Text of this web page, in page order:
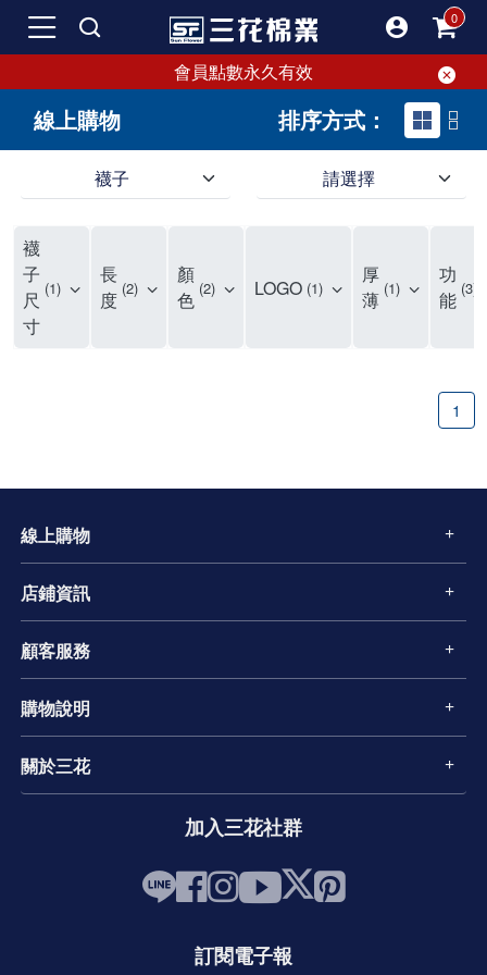
會員點數永久有效
線上購物 排序方式：
襪子 請選擇
現在就來三花購買深受許多潮流女孩喜愛的襪子吧！好穿舒適、不咬腳、不滑脫，短襪不用再拉。各種鞋款都有適合搭配的襪子，不怕穿搭有問題。運動、休閒用短襪全都有！
如何挑選高品質的短襪？注重品質的三花短襪，特選高級優質棉料，保持雙腳透氣不悶熱。襪子具有良好的透氣性，自然讓腳不悶臭，讓您每天穿得健康、舒適。好襪子陪你走更遠！
品質優零負擔，全家人都適合的好襪子在三花!長輩、久坐辦公室最適合無鬆緊帶襪子、運動跑步打球雙層毛巾底短襪保護最有力，日常休閒短襪穿搭簡易最省時。耐洗耐穿超省錢!
三花襪子嚴選優質棉料，吸汗透氣、乾爽舒適，不易滑動。作為日常必備的襪子，其符合人體工學與時尚設計，令人穿上即感舒適。三花50年來專注改良，以精湛工藝打造超乎想像的舒適體驗。追求美感與實用兼備的您，絕對不能錯過三花襪子，即刻入手，體驗潮流與舒適的完美結合。
"最近一批襪子都相繼損壞，所以又到了採購新襪子的時間了！剛好又是換季，可以買適合當季的襪子，增添一些生活的小確幸。我通常一次會買6-8雙襪子，然後整批襪子幾乎會在差不多的時間陣亡，再換下一批。這種一年大概買兩次的習慣，讓6-8雙短襪輪流穿半年，不會太浪費，也避免穿著鬆垮的襪子很糗。 每次換襪子時，我都會嘗試一個新品牌來試試看。這次我選了已有50多年歷史的老牌子——三花。可能有人會問，三花襪子這麼有名，為何現在才選？其實我一直知道這品牌，但過去對他們家的產品印象是主要賣給男生的中筒襪，因此未曾購買。最近在捷運和網站上頻繁看到三花的廣告，便上網探究了一下。驚喜發現，他們家竟然也推出了很多適合女生穿的短襪，而且款式很漂亮，不再僅僅針對中年男性。 這次我訂了8雙襪子，總共500元，一雙平均只要62元（短襪價格依官網為主），真的很划算。而且，他們的物流速度超快，官網下單後隔天襪子就到貨了，這點我特別喜歡。收到襪子後，我還特地將它們一字排開，場面也蠻壯觀的。我訂了素色短襪、條紋短襪和撞色運動短襪，還為我老公買了一雙紳士襪。為了迎接夏天的到來，也幫他準備些薄襪子，畢竟穿皮鞋搭配厚重的運動襪真的不太合適。 這次的嘗試中，最讓我驚艷的是運動短襪。雙層毛巾底的設計，一開始以為會太厚，但實際穿上後發現這款襪子的吸震效果不輸其他運動品牌，吸濕性也非常強。我特意用水滴試驗，結果也很滿意。運動短襪的關鍵就是吸汗和吸震，這樣能讓整個運動過程不黏膩，並有效減少腳與鞋子的摩擦，避免脫跟的情況發生，增添了運動的舒適感。 此外，對於孩子來說，這款運動短襪的耐用性也讓我很滿意。其他品牌的襪子大概只能撐2個月，但看來這次的三花短襪應該能撐3個月以上，使用壽命更長，是一位媽媽的好幫手，既省錢又減少購買頻率。 至於我老公，最初覺得穿薄襪搭配皮鞋不太舒服，但後來漸漸習慣並喜歡上薄襪的輕盈感。畢竟太厚的襪子會改變皮鞋的形狀。三花的無鬆緊帶設計對久坐辦公的他來說，解決了腿部血液循環不良的問題，減少了勒痕，襪子脫下後也不再長時間地感到不適，這讓我們都很滿意。 總體來說，這次三花短襪的體驗還算不錯，無脫跟問題，且吸震和吸汗效果顯著。老公和孩子的襪子選擇也都很成功。未來我會再觀察這些襪子的耐用性，再決定是否回購。當下來看，三花是個值得推薦的品牌。
襪
子
尺
寸
1
長
度 2
顏
色 2 LOGO 1
厚
薄 1
功
能 3
1
線上購物
店鋪資訊
顧客服務
購物說明
關於三花
加入三花社群
訂閱電子報